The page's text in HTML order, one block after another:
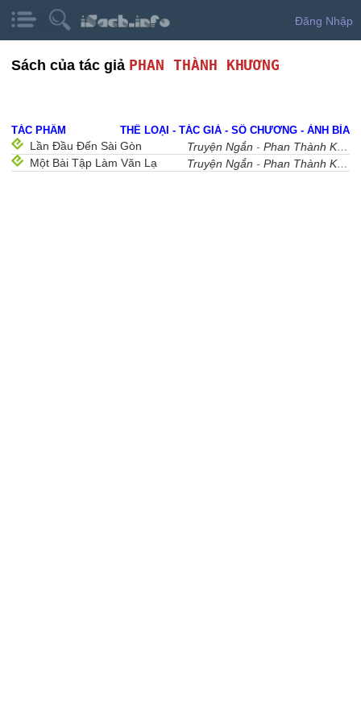
Đăng Nhập
Sách của tác giả PHAN THÀNH KHƯƠNG
TÁC PHẨM THỂ LOẠI - TÁC GIẢ - SỐ CHƯƠNG - ẢNH BÌA
Lần Đầu Đến Sài Gòn Truyện Ngắn -Phan Thành Khương
Một Bài Tập Làm Văn Lạ
Truyện Ngắn -Phan Thành Khương